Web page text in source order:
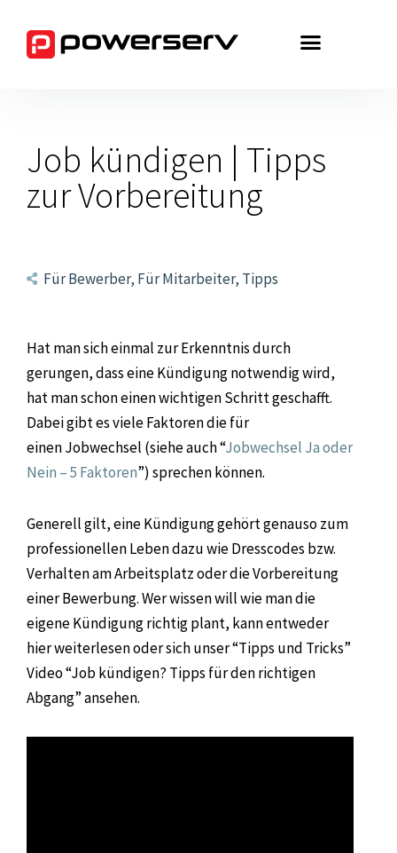
Inhalt
springen
Job kündigen | Tipps
zur Vorbereitung
Für Bewerber, Für Mitarbeiter, Tipps
Hat man sich einmal zur Erkenntnis durch
gerungen, dass eine Kündigung notwendig wird,
hat man schon einen wichtigen Schritt geschafft.
Dabei gibt es viele Faktoren die für
einen Jobwechsel (siehe auch “Jobwechsel Ja oder
Nein – 5 Faktoren”) sprechen können.
Generell gilt, eine Kündigung gehört genauso zum
professionellen Leben dazu wie Dresscodes bzw.
Verhalten am Arbeitsplatz oder die Vorbereitung
einer Bewerbung. Wer wissen will wie man die
eigene Kündigung richtig plant, kann entweder
hier weiterlesen oder sich unser “Tipps und Tricks”
Video “Job kündigen? Tipps für den richtigen
Abgang” ansehen.